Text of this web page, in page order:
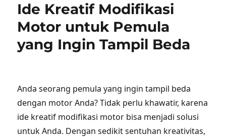
Ide Kreatif Modifikasi
Motor untuk Pemula
yang Ingin Tampil Beda
Anda seorang pemula yang ingin tampil beda
dengan motor Anda? Tidak perlu khawatir, karena
ide kreatif modifikasi motor bisa menjadi solusi
untuk Anda. Dengan sedikit sentuhan kreativitas,